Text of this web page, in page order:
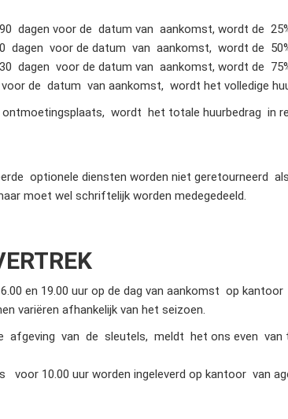
dagen voor de datum van aankomst, wordt de
dagen voor de datum van aankomst, wordt de
dagen voor de datum van aankomst, wordt de
voor de datum van aankomst, wordt het volledige
wordt het totale huurbedrag in
optionele diensten worden niet geretourneerd
moet wel schriftelijk worden medegedeeld.
en 19.00 uur op de dag van aankomst op
variëren afhankelijk van het seizoen.
van de sleutels, meldt het ons even van
voor 10.00 uur worden ingeleverd op kantoor van